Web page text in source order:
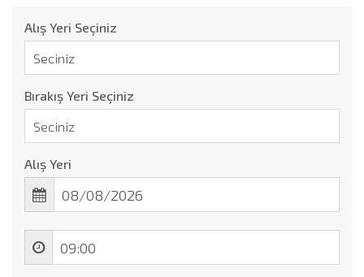
Alış Yeri Seçiniz
Bırakış Yeri Seçiniz
Alış Yeri